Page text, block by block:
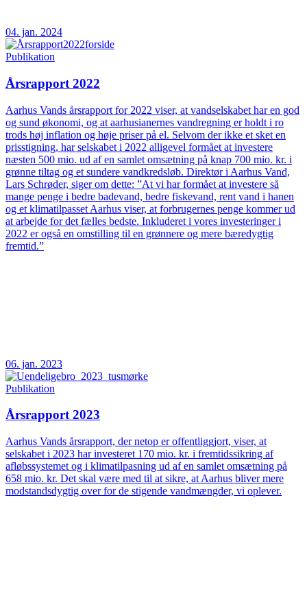
04. jan. 2024
Publikation
Årsrapport 2022
Aarhus Vands årsrapport for 2022 viser, at vandselskabet har en god
og sund økonomi, og at aarhusianernes vandregning er holdt i ro
trods høj inflation og høje priser på el. Selvom der ikke et sket en
prisstigning, har selskabet i 2022 alligevel formået at investere
næsten 500 mio. ud af en samlet omsætning på knap 700 mio. kr. i
grønne tiltag og et sundere vandkredsløb. Direktør i Aarhus Vand,
Lars Schrøder, siger om dette: ”At vi har formået at investere så
mange penge i bedre badevand, bedre fiskevand, rent vand i hanen
og et klimatilpasset Aarhus viser, at forbrugernes penge kommer ud
at arbejde for det fælles bedste. Inkluderet i vores investeringer i
2022 er også en omstilling til en grønnere og mere bæredygtig
fremtid.”
06. jan. 2023
Publikation
Årsrapport 2023
Aarhus Vands årsrapport, der netop er offentliggjort, viser, at
selskabet i 2023 har investeret 170 mio. kr. i fremtidssikring af
afløbssystemet og i klimatilpasning ud af en samlet omsætning på
658 mio. kr. Det skal være med til at sikre, at Aarhus bliver mere
modstandsdygtig over for de stigende vandmængder, vi oplever.